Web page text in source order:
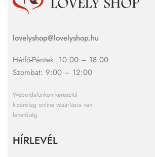
lovelyshop@lovelyshop.hu
Hétfő-Péntek: 10:00 – 18:00
Szombat: 9:00 – 12:00
Weboldalunkon keresztül
kizárólag online vásárlásra van
lehetőség.
HÍRLEVÉL